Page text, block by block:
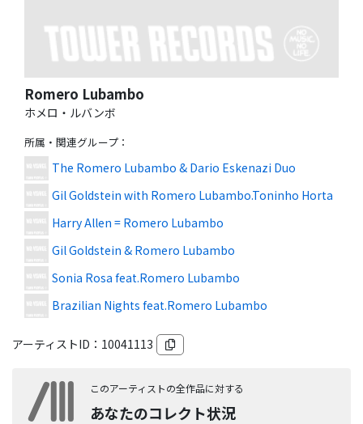
Romero Lubambo
ホメロ・ルバンボ
所属・関連グループ ：
The Romero Lubambo & Dario Eskenazi Duo
Gil Goldstein with Romero Lubambo.Toninho Horta
Harry Allen = Romero Lubambo
Gil Goldstein & Romero Lubambo
Sonia Rosa feat.Romero Lubambo
Brazilian Nights feat.Romero Lubambo
アーティストID： 10041113
このアーティストの全作品に対する
あなたのコレクト状況